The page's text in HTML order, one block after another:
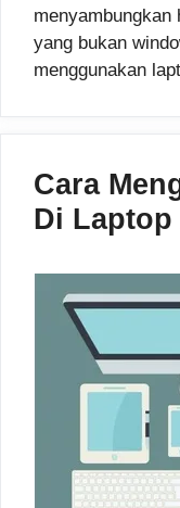
menyambungkan
yang bukan
menggunakan
Cara
Di Laptop